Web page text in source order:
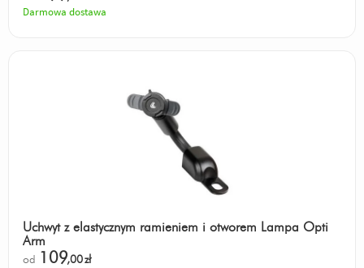
Darmowa dostawa
Uchwyt z elastycznym ramieniem i otworem Lampa Opti
Arm
od 109,00zł